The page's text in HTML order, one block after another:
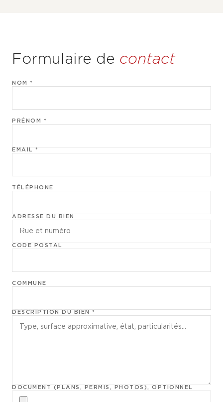
Formulaire de contact
NOM *
PRÉNOM *
EMAIL *
TÉLÉPHONE
ADRESSE DU BIEN
CODE POSTAL
COMMUNE
DESCRIPTION DU BIEN *
DOCUMENT (PLANS, PERMIS, PHOTOS), OPTIONNEL